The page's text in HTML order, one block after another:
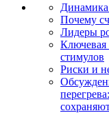
Динамика
Почему
Лидеры
Ключевая
стимулов
Риски и